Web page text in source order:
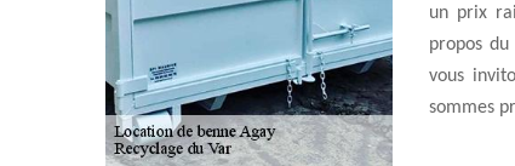
un prix
propos
vous
sommes